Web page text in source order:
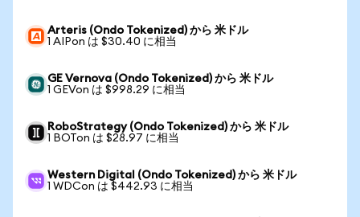
Arteris (Ondo Tokenized) から 米ドル
1 AIPon は $30.40 に相当
GE Vernova (Ondo Tokenized) から 米ドル
1 GEVon は $998.29 に相当
RoboStrategy (Ondo Tokenized) から 米ドル
1 BOTon は $28.97 に相当
Western Digital (Ondo Tokenized) から 米ドル
1 WDCon は $442.93 に相当